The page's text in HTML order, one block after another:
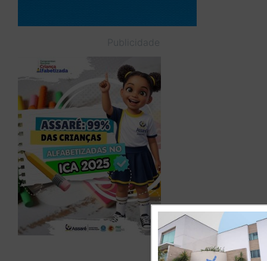
Publicidade